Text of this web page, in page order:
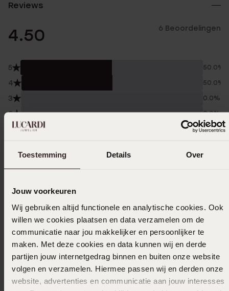
Toestemming Details Over
Jouw voorkeuren
Wij gebruiken altijd functionele en analytische cookies. Ook
willen we cookies plaatsen en data verzamelen om de
communicatie naar jou makkelijker en persoonlijker te
maken. Met deze cookies en data kunnen wij en derde
partijen jouw internetgedrag binnen en buiten onze website
volgen en verzamelen. Hiermee passen wij en derden onze
website, advertenties en communicatie aan jouw interesses
Reviews
4.50 6 Beoordelingen
5 50.0%
4 50.0%
3 0.0%
2 0.0%
0.0%
Verzameld onder de Gebruiksvoorwaarden
van
06-06-2024 - Fre
Ketting, bijzonder